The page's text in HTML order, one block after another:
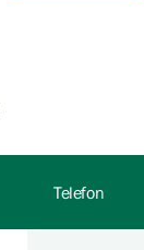
Telefon